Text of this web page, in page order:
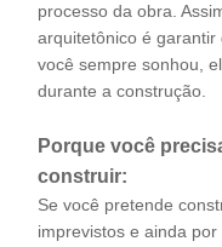
processo da obra.
arquitetônico é
você sempre sonhou,
durante a construção.
Porque você
construir:
Se você pretende
imprevistos e ainda